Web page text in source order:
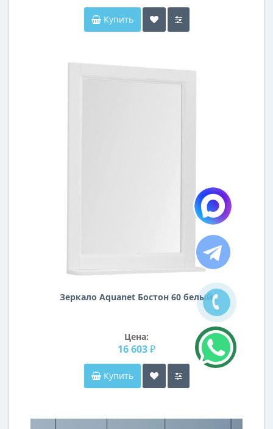
Купить
Зеркало Aquanet Бостон 60 белый
Цена:
16 603 ₽
Купить